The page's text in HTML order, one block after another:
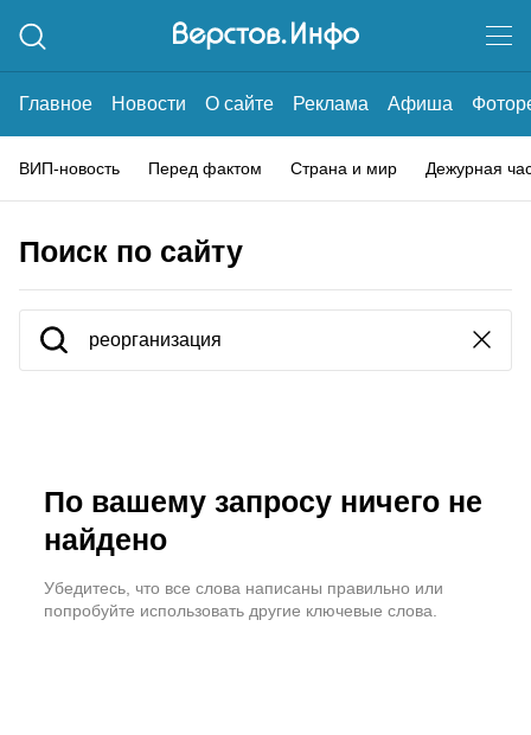
Главное Новости О сайте Реклама Афиша
ВИП-новость Перед фактом Страна и мир Дежурная
Поиск по сайту
По вашему запросу ничего не
найдено
Убедитесь, что все слова написаны правильно или
попробуйте использовать другие ключевые слова.